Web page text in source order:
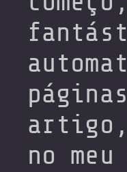
artigo,
no